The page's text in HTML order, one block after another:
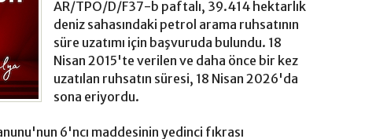
AR/TPO/D/F37-b paftalı, 39.414 hektarlık
deniz sahasındaki petrol arama ruhsatının
süre uzatımı için başvuruda bulundu. 18
Nisan 2015'te verilen ve daha önce bir kez
uzatılan ruhsatın süresi, 18 Nisan 2026'da
sona eriyordu.
6'ncı maddesinin yedinci fıkrası